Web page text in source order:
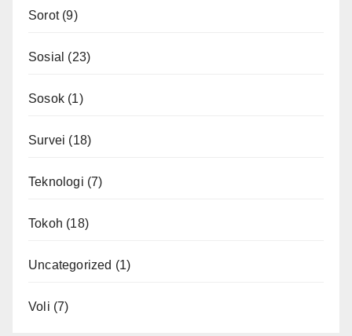
Sorot(9)
Sosial (23)
Sosok (1)
Survei (18)
Teknologi (7)
Tokoh (18)
Uncategorized (1)
Voli (7)